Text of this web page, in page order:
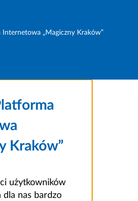
Internetowa „Magiczny Kraków”
Kraków”
użytkowników
dla nas bardzo